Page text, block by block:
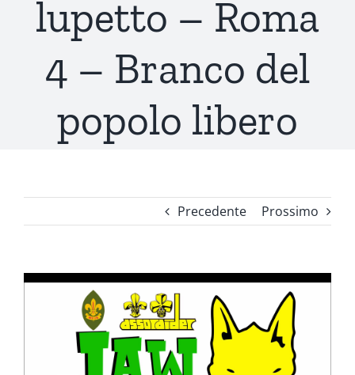
lupetto – Roma
4 – Branco del
popolo libero
Precedente Prossimo
Ingrandisci
immagine